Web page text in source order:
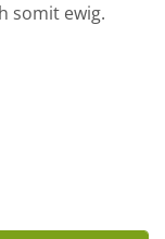
somit ewig.